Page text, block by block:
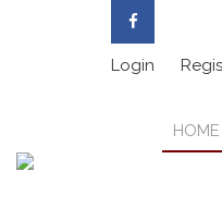
Login
HOME